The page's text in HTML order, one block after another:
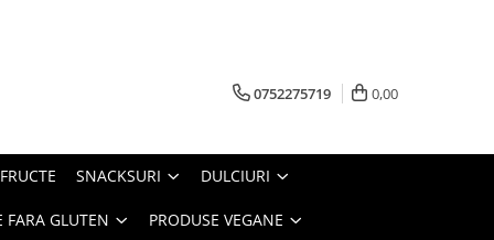
0752275719 0,00
SNACKSURI DULCIURI
FARA GLUTEN PRODUSE VEGANE